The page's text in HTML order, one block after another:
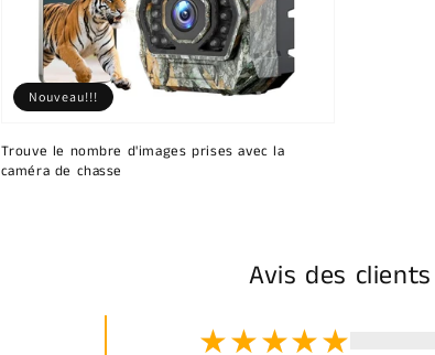
Trouve le nombre d'images prises avec la
caméra de chasse
Nouveau!!!
Avis des clients